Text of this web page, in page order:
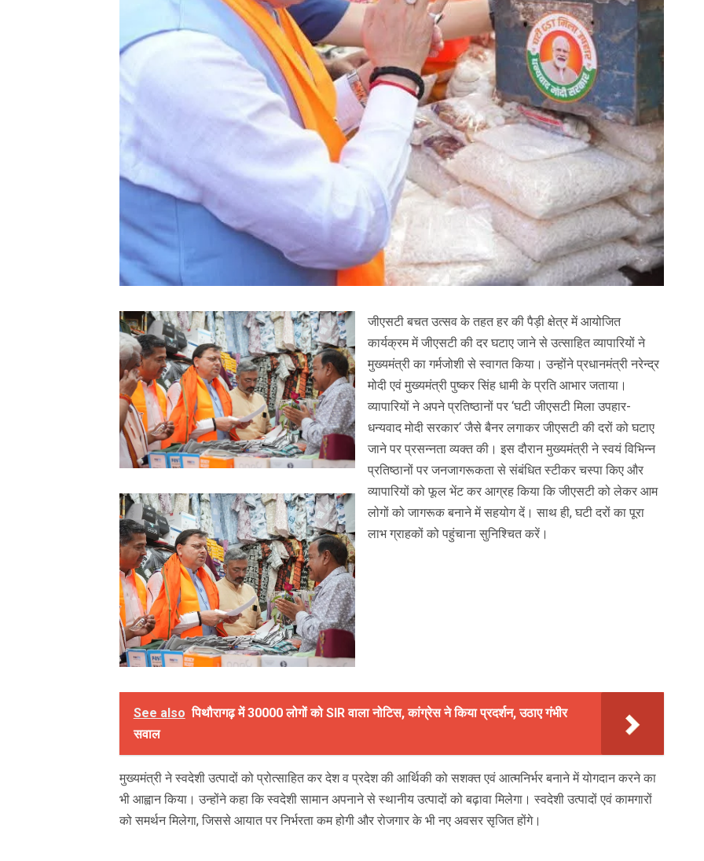
जीएसटी बचत उत्सव के तहत हर की पैड़ी क्षेत्र में आयोजित
कार्यक्रम में जीएसटी की दर घटाए जाने से उत्साहित व्यापारियों ने
मुख्यमंत्री का गर्मजोशी से स्वागत किया। उन्होंने प्रधानमंत्री नरेन्द्र
मोदी एवं मुख्यमंत्री पुष्कर सिंह धामी के प्रति आभार जताया।
व्यापारियों ने अपने प्रतिष्ठानों पर ‘घटी जीएसटी मिला उपहार-
धन्यवाद मोदी सरकार‘ जैसे बैनर लगाकर जीएसटी की दरों को घटाए
जाने पर प्रसन्नता व्यक्त की। इस दौरान मुख्यमंत्री ने स्वयं विभिन्न
प्रतिष्ठानों पर जनजागरूकता से संबंधित स्टीकर चस्पा किए और
व्यापारियों को फूल भेंट कर आग्रह किया कि जीएसटी को लेकर आम
लोगों को जागरूक बनाने में सहयोग दें। साथ ही, घटी दरों का पूरा
लाभ ग्राहकों को पहुंचाना सुनिश्चित करें।
See also पिथौरागढ़ में 30000 लोगों को SIR वाला नोटिस, कांग्रेस ने किया प्रदर्शन, उठाए गंभीर
सवाल
मुख्यमंत्री ने स्वदेशी उत्पादों को प्रोत्साहित कर देश व प्रदेश की आर्थिकी को सशक्त एवं आत्मनिर्भर बनाने में योगदान करने का
भी आह्वान किया। उन्होंने कहा कि स्वदेशी सामान अपनाने से स्थानीय उत्पादों को बढ़ावा मिलेगा। स्वदेशी उत्पादों एवं कामगारों
को समर्थन मिलेगा, जिससे आयात पर निर्भरता कम होगी और रोजगार के भी नए अवसर सृजित होंगे।